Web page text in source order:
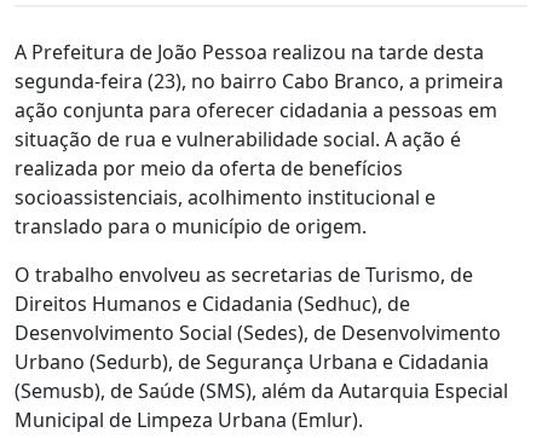
A Prefeitura de João Pessoa realizou na tarde desta
segunda-feira (23), no bairro Cabo Branco, a primeira
ação conjunta para oferecer cidadania a pessoas em
situação de rua e vulnerabilidade social. A ação é
realizada por meio da oferta de benefícios
socioassistenciais, acolhimento institucional e
translado para o município de origem.
O trabalho envolveu as secretarias de Turismo, de
Direitos Humanos e Cidadania (Sedhuc), de
Desenvolvimento Social (Sedes), de Desenvolvimento
Urbano (Sedurb), de Segurança Urbana e Cidadania
(Semusb), de Saúde (SMS), além da Autarquia Especial
Municipal de Limpeza Urbana (Emlur).